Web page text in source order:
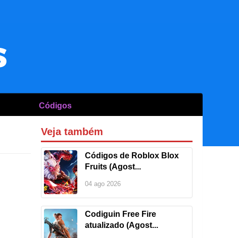
Códigos
Veja também
Códigos de Roblox Blox
Fruits (Agost...
04 ago 2026
Codiguin Free Fire
atualizado (Agost...